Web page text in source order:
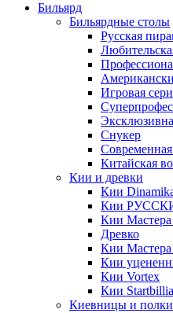
Бильярд
Бильярдные столы
Русская
Игровая
Снукер
Китайская
Кии и древки
Кии
Кии
Кии Мастера
Древко
Кии
Кии
Кии Vortex
Кии
Киевницы и